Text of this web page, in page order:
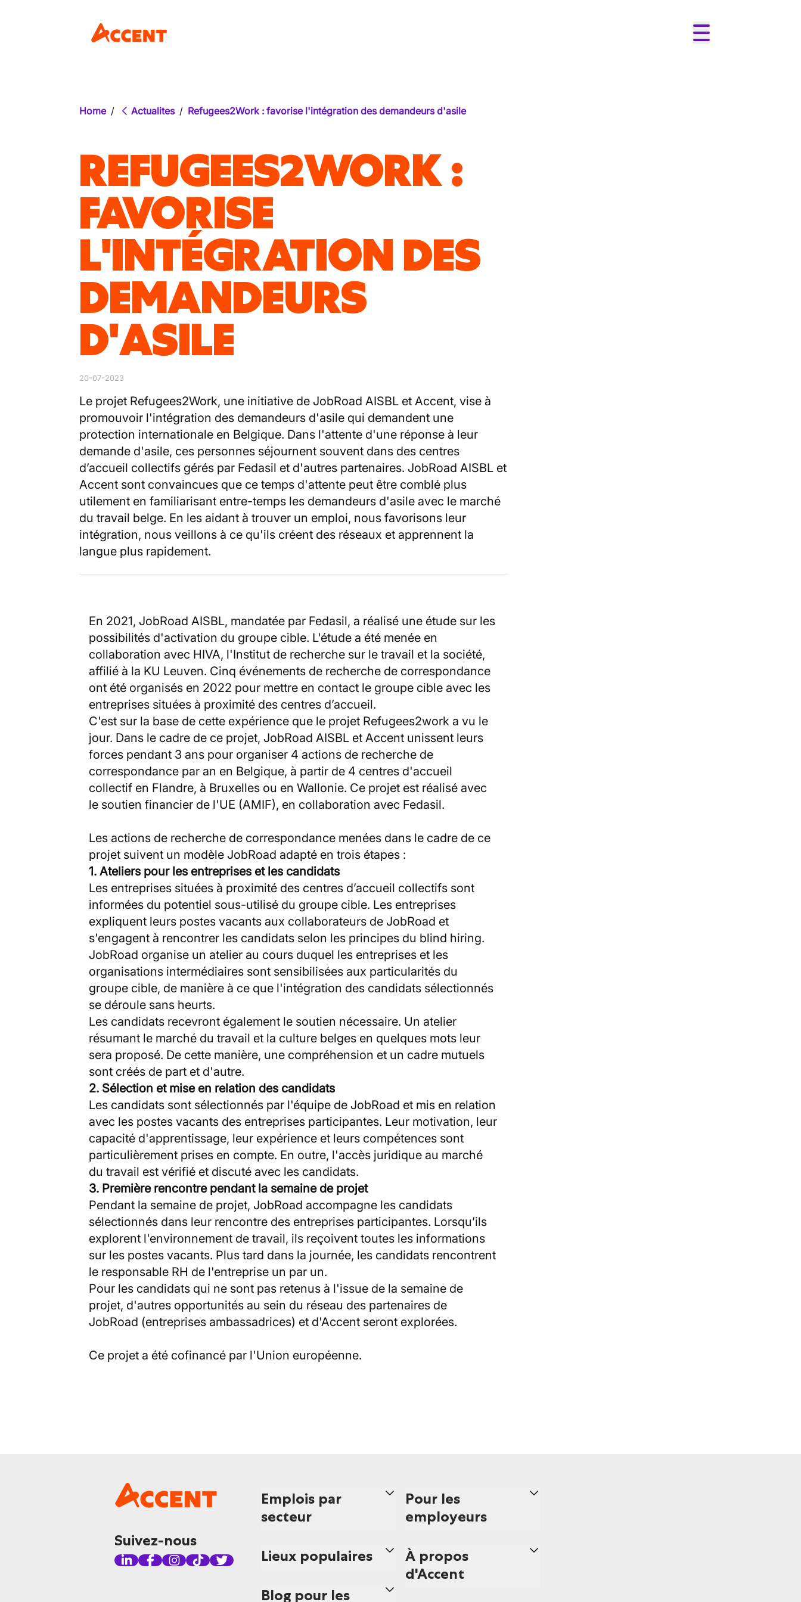
Home / Actualites / Refugees2Work : favorise l'intégration des demandeurs d'asile
REFUGEES2WORK :
FAVORISE
L'INTÉGRATION DES
DEMANDEURS
D'ASILE
20-07-2023
Le projet Refugees2Work, une initiative de JobRoad AISBL et Accent, vise à
promouvoir l'intégration des demandeurs d'asile qui demandent une
protection internationale en Belgique. Dans l'attente d'une réponse à leur
demande d'asile, ces personnes séjournent souvent dans des centres
d’accueil collectifs gérés par Fedasil et d'autres partenaires. JobRoad AISBL et
Accent sont convaincues que ce temps d'attente peut être comblé plus
utilement en familiarisant entre-temps les demandeurs d'asile avec le marché
du travail belge. En les aidant à trouver un emploi, nous favorisons leur
intégration, nous veillons à ce qu'ils créent des réseaux et apprennent la
langue plus rapidement.
En 2021, JobRoad AISBL, mandatée par Fedasil, a réalisé une étude sur les
possibilités d'activation du groupe cible. L'étude a été menée en
collaboration avec HIVA, l'Institut de recherche sur le travail et la société,
affilié à la KU Leuven. Cinq événements de recherche de correspondance
ont été organisés en 2022 pour mettre en contact le groupe cible avec les
entreprises situées à proximité des centres d’accueil.
C'est sur la base de cette expérience que le projet Refugees2work a vu le
jour. Dans le cadre de ce projet, JobRoad AISBL et Accent unissent leurs
forces pendant 3 ans pour organiser 4 actions de recherche de
correspondance par an en Belgique, à partir de 4 centres d'accueil
collectif en Flandre, à Bruxelles ou en Wallonie. Ce projet est réalisé avec
le soutien financier de l'UE (AMIF), en collaboration avec Fedasil.
Les actions de recherche de correspondance menées dans le cadre de ce
projet suivent un modèle JobRoad adapté en trois étapes :
1. Ateliers pour les entreprises et les candidats
Les entreprises situées à proximité des centres d’accueil collectifs sont
informées du potentiel sous-utilisé du groupe cible. Les entreprises
expliquent leurs postes vacants aux collaborateurs de JobRoad et
s'engagent à rencontrer les candidats selon les principes du blind hiring.
JobRoad organise un atelier au cours duquel les entreprises et les
organisations intermédiaires sont sensibilisées aux particularités du
groupe cible, de manière à ce que l'intégration des candidats sélectionnés
se déroule sans heurts.
Les candidats recevront également le soutien nécessaire. Un atelier
résumant le marché du travail et la culture belges en quelques mots leur
sera proposé. De cette manière, une compréhension et un cadre mutuels
sont créés de part et d'autre.
2. Sélection et mise en relation des candidats
Les candidats sont sélectionnés par l'équipe de JobRoad et mis en relation
avec les postes vacants des entreprises participantes. Leur motivation, leur
capacité d'apprentissage, leur expérience et leurs compétences sont
particulièrement prises en compte. En outre, l'accès juridique au marché
du travail est vérifié et discuté avec les candidats.
3. Première rencontre pendant la semaine de projet
Pendant la semaine de projet, JobRoad accompagne les candidats
sélectionnés dans leur rencontre des entreprises participantes. Lorsqu’ils
explorent l'environnement de travail, ils reçoivent toutes les informations
sur les postes vacants. Plus tard dans la journée, les candidats rencontrent
le responsable RH de l'entreprise un par un.
Pour les candidats qui ne sont pas retenus à l'issue de la semaine de
projet, d'autres opportunités au sein du réseau des partenaires de
JobRoad (entreprises ambassadrices) et d'Accent seront explorées.
Ce projet a été cofinancé par l'Union européenne.
Suivez-nous
Emplois par
secteur
Lieux populaires
Blog pour les
Pour les
employeurs
À propos
d'Accent